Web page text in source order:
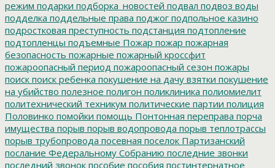
режим подарки подборка_новостей подвал подвоз воды
подделка поддельные права поджог подпольное казино
подростковая преступность подстанция подтопление
подтопленцы подъемные Пожар пожар пожарная
безопасность пожарные пожарный кроссфит
пожароопасный период пожароопасный сезон пожары
поиск поиск ребенка покушение на дачу взятки покушение
на убийство полезное полигон поликлиника полиомиелит
политехнический техникум политические партии полиция
Половинко помойки помощь Понтонная переправа порча
имущества порыв порыв водопровода порыв теплотрассы
порыв трубопровода посевная поселок Партизанский
послание Федеральному Собранию последние звонки
последний звонок пособие пособия постинтернатное